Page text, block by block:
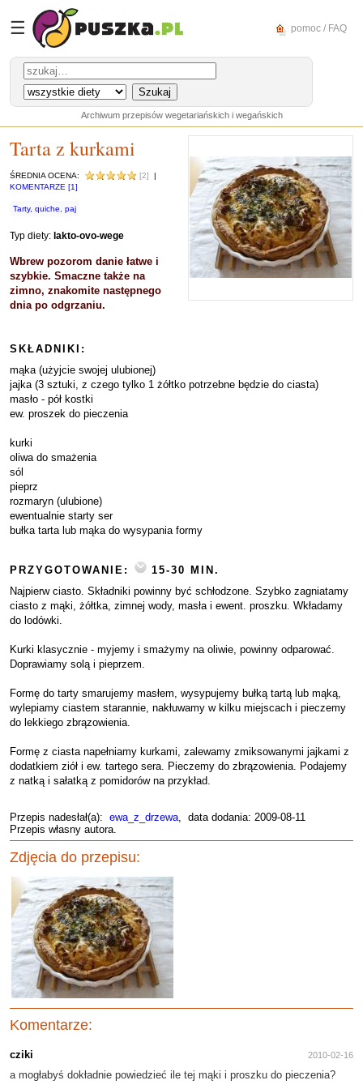
☰ pomoc / FAQ
Archiwum przepisów wegetariańskich i wegańskich
Tarta z kurkami
ŚREDNIA OCENA: [2]
|
KOMENTARZE [1]
Tarty, quiche, paj
Typ diety: lakto-ovo-wege
Wbrew pozorom danie łatwe i
szybkie. Smaczne także na
zimno, znakomite następnego
dnia po odgrzaniu.
SKŁADNIKI:
mąka (użyjcie swojej ulubionej)
jajka (3 sztuki, z czego tylko 1 żółtko potrzebne będzie do ciasta)
masło - pół kostki
ew. proszek do pieczenia
kurki
oliwa do smażenia
sól
pieprz
rozmaryn (ulubione)
ewentualnie starty ser
bułka tarta lub mąka do wysypania formy
PRZYGOTOWANIE:
15-30 MIN.
Najpierw ciasto. Składniki powinny być schłodzone. Szybko zagniatamy
ciasto z mąki, żółtka, zimnej wody, masła i ewent. proszku. Wkładamy
do lodówki.
Kurki klasycznie - myjemy i smażymy na oliwie, powinny odparować.
Doprawiamy solą i pieprzem.
Formę do tarty smarujemy masłem, wysypujemy bułką tartą lub mąką,
wylepiamy ciastem starannie, nakłuwamy w kilku miejscach i pieczemy
do lekkiego zbrązowienia.
Formę z ciasta napełniamy kurkami, zalewamy zmiksowanymi jajkami z
dodatkiem ziół i ew. tartego sera. Pieczemy do zbrązowienia. Podajemy
z natką i sałatką z pomidorów na przykład.
Przepis nadesłał(a): ewa_z_drzewa, data dodania: 2009-08-11
Przepis własny autora.
Zdjęcia do przepisu:
Komentarze:
cziki 2010-02-16
a mogłabyś dokładnie powiedzieć ile tej mąki i proszku do pieczenia?